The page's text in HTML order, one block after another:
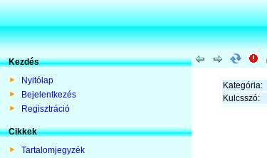
Kezdés
Nyitólap
Bejelentkezés
Regisztráció
Cikkek
Tartalomjegyzék
Kategória:
Kulcsszó: